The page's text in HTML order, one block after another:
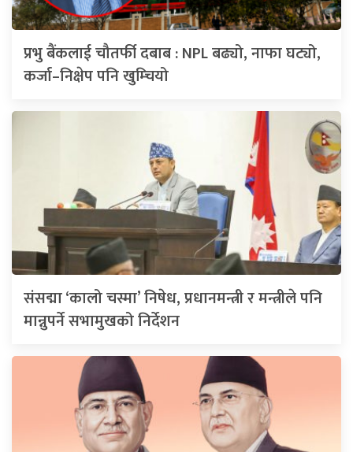
प्रभु बैंकलाई चौतर्फी दबाब : NPL बढ्यो, नाफा घट्यो,
कर्जा–निक्षेप पनि खुम्चियो
संसद्मा ‘कालो चस्मा’ निषेध, प्रधानमन्त्री र मन्त्रीले पनि
मान्नुपर्ने सभामुखको निर्देशन